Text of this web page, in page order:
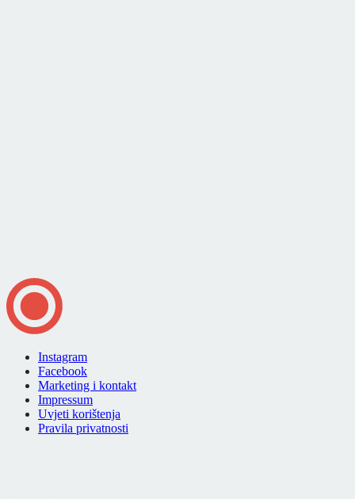
Instagram
Facebook
Marketing i kontakt
Impressum
Uvjeti korištenja
Pravila privatnosti